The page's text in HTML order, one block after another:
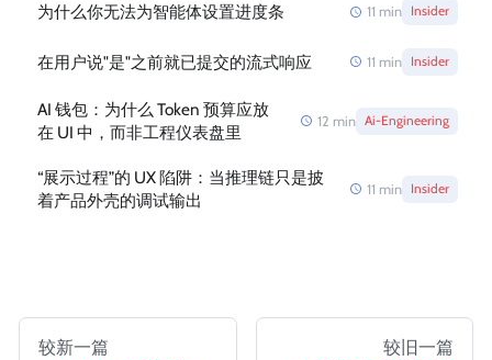
为什么你无法为智能体设置进度条 11 min Insider
在用户说"是"之前就已提交的流式响应 11 min Insider
AI 钱包：为什么 Token 预算应放
在 UI 中，而非工程仪表盘里
12 min Ai-Engineering
“展示过程”的 UX 陷阱：当推理链只是披
着产品外壳的调试输出
11 min Insider
较新一篇 较旧一篇